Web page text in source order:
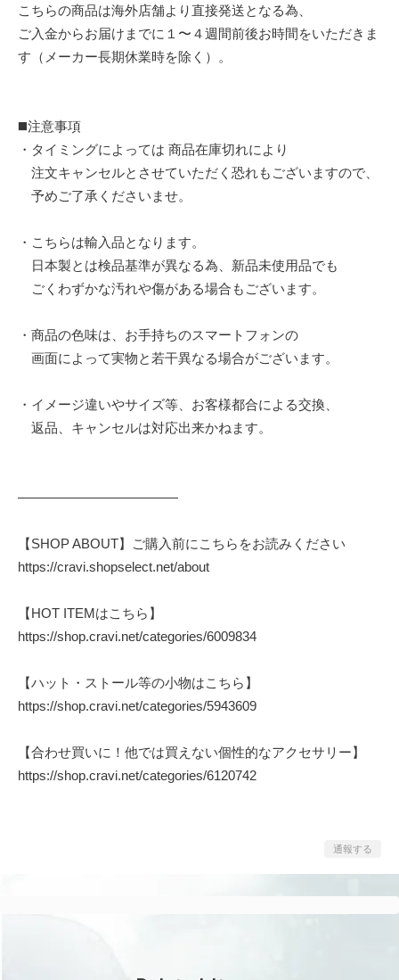
こちらの商品は海外店舗より直接発送となる為、
ご入金からお届けまでに１〜４週間前後お時間をいただきま
す（メーカー長期休業時を除く）。
◼️注意事項
・タイミングによっては 商品在庫切れにより
注文キャンセルとさせていただく恐れもございますので、
予めご了承くださいませ。
・こちらは輸入品となります。
日本製とは検品基準が異なる為、新品未使用品でも
ごくわずかな汚れや傷がある場合もございます。
・商品の色味は、お手持ちのスマートフォンの
画面によって実物と若干異なる場合がございます。
・イメージ違いやサイズ等、お客様都合による交換、
返品、キャンセルは対応出来かねます。
————————————
【SHOP ABOUT】ご購入前にこちらをお読みください
https://cravi.shopselect.net/about
【HOT ITEMはこちら】
https://shop.cravi.net/categories/6009834
【ハット・ストール等の小物はこちら】
https://shop.cravi.net/categories/5943609
【合わせ買いに！他では買えない個性的なアクセサリー】
https://shop.cravi.net/categories/6120742
通報する